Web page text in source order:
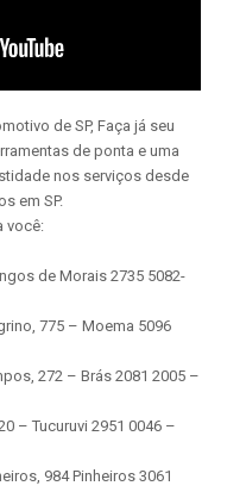
de SP, Faça já seu
de ponta e uma
nos serviços desde
em SP.
você:
de Morais 2735 5082-
775 – Moema 5096
272 – Brás 2081 2005 –
– Tucuruvi 2951 0046 –
984 Pinheiros 3061